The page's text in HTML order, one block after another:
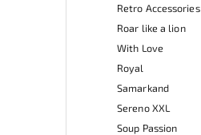
Retro Accessories
Roar like a lion
With Love
Royal
Samarkand
Sereno XXL
Soup Passion